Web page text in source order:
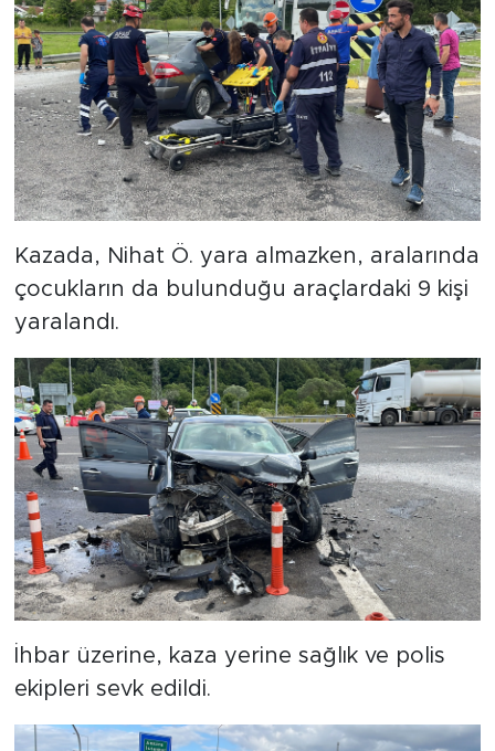
Kazada, Nihat Ö. yara almazken, aralarında
çocukların da bulunduğu araçlardaki 9 kişi
yaralandı.
İhbar üzerine, kaza yerine sağlık ve polis
ekipleri sevk edildi.